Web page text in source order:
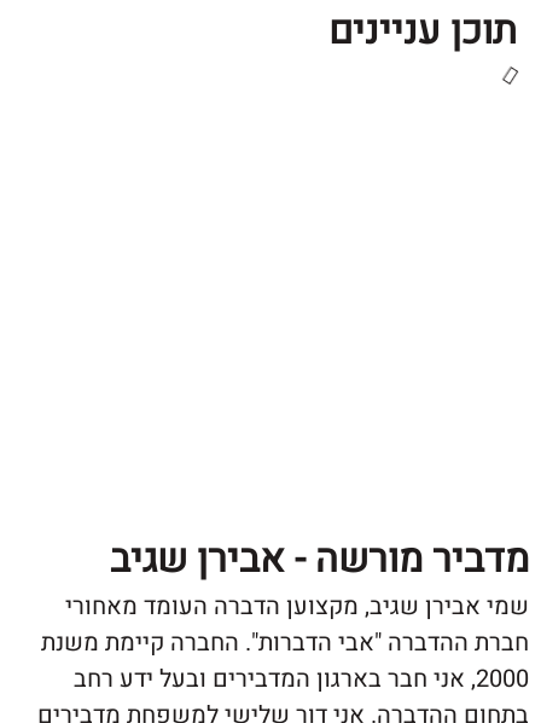
עניינים
מורשה - אבירן שגיב
שגיב, מקצוען הדברה העומד מאחורי
"אבי הדברות". החברה קיימת משנת
אני חבר בארגון המדבירים ובעל ידע רחב
אני דור שלישי למשפחת מדבירים